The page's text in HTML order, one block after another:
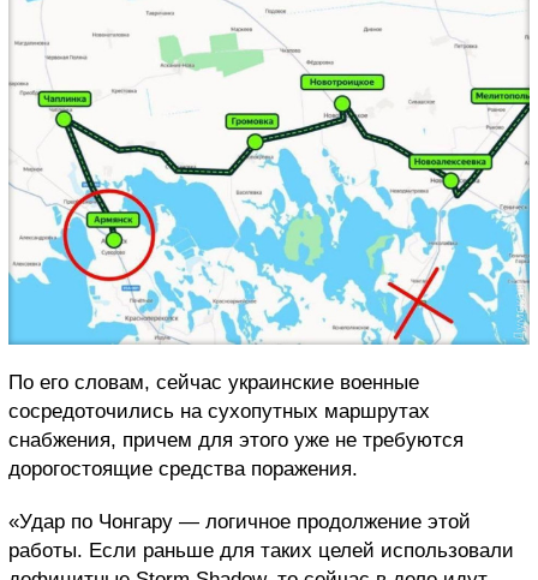
По его словам, сейчас украинские военные
сосредоточились на сухопутных маршрутах
снабжения, причем для этого уже не требуются
дорогостоящие средства поражения.
«Удар по Чонгару — логичное продолжение этой
работы. Если раньше для таких целей использовали